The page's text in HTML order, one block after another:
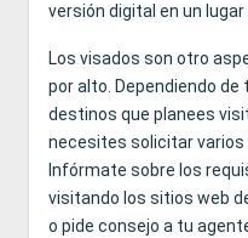
versión digital en un
Los visados son otro
por alto. Dependiendo de
destinos que planees
necesites solicitar varios
Infórmate sobre los
visitando los sitios web
o pide consejo a tu